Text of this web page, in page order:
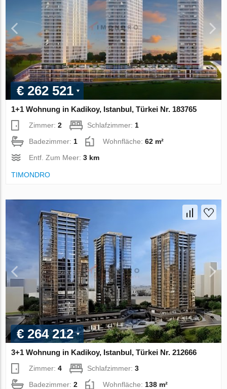
€ 262 521
1+1 Wohnung in Kadikoy, Istanbul, Türkei Nr. 183765
Zimmer:2 Schlafzimmer: 1
Badezimmer: 1 Wohnfläche:62 m²
Entf. Zum Meer:3 km
TIMONDRO
€ 264 212
3+1 Wohnung in Kadikoy, Istanbul, Türkei Nr. 212666
Zimmer:4 Schlafzimmer:3
Badezimmer:2 Wohnfläche:138 m²